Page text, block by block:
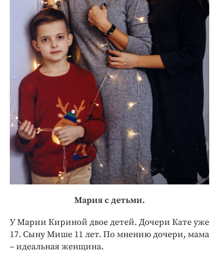
Мария с детьми.
У Марии Кириной двое детей. Дочери Кате уже
17. Сыну Мише 11 лет. По мнению дочери, мама
– идеальная женщина.